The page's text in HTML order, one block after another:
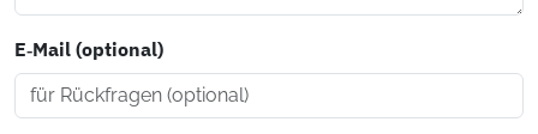
E‑Mail (optional)